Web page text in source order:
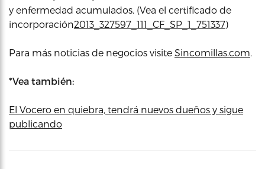
y enfermedad acumulados. (Vea el certificado de
incorporación2013_327597_111_CF_SP_1_751337)
Para más noticias de negocios visite Sincomillas.com
*Vea también:
El Vocero en quiebra, tendrá nuevos dueños y sigue
publicando